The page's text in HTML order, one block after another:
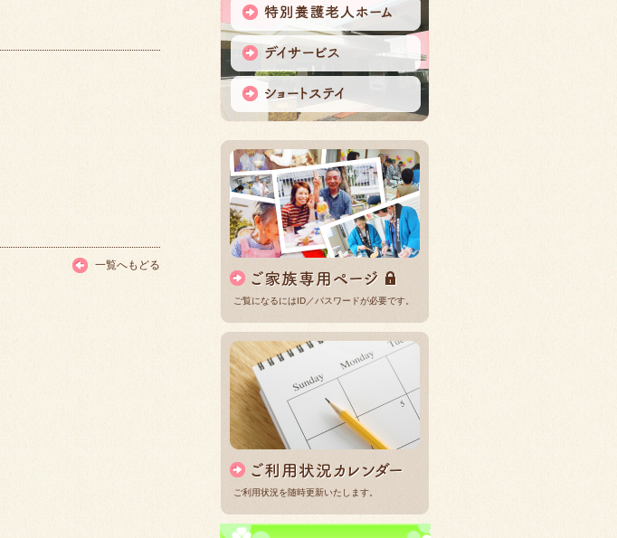
一覧へもどる
ご覧になるにはID／パスワードが必要です。
ご利用状況を随時更新いたします。